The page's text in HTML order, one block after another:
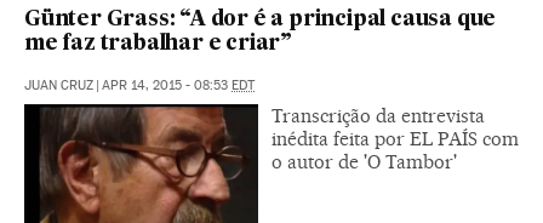
Günter Grass: “A dor é a principal causa que
me faz trabalhar e criar”
JUAN CRUZ | APR 14, 2015 - 08:53 EDT
Transcrição da entrevista
inédita feita por EL PAÍS com
o autor de 'O Tambor'